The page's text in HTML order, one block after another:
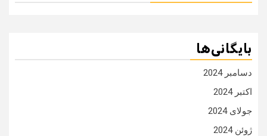
بایگانی‌ها
دسامبر 2024
اکتبر 2024
جولای 2024
ژوئن 2024